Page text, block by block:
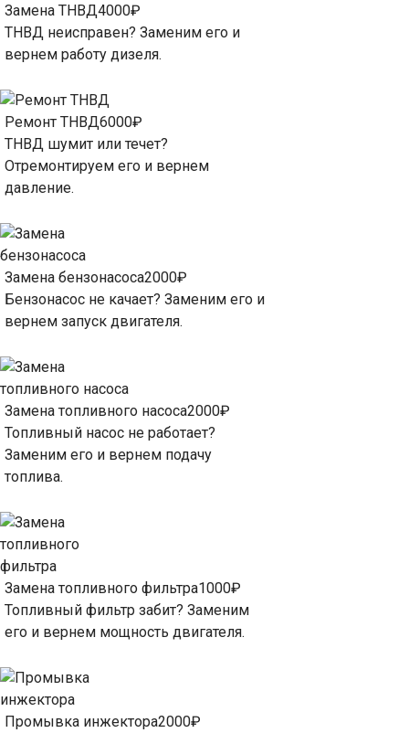
Замена ТНВД4000₽
ТНВД неисправен? Заменим его и
вернем работу дизеля.
Ремонт ТНВД6000₽
ТНВД шумит или течет?
Отремонтируем его и вернем
давление.
Замена бензонасоса2000₽
Бензонасос не качает? Заменим его и
вернем запуск двигателя.
Замена топливного насоса2000₽
Топливный насос не работает?
Заменим его и вернем подачу
топлива.
Замена топливного фильтра1000₽
Топливный фильтр забит? Заменим
его и вернем мощность двигателя.
Промывка инжектора2000₽